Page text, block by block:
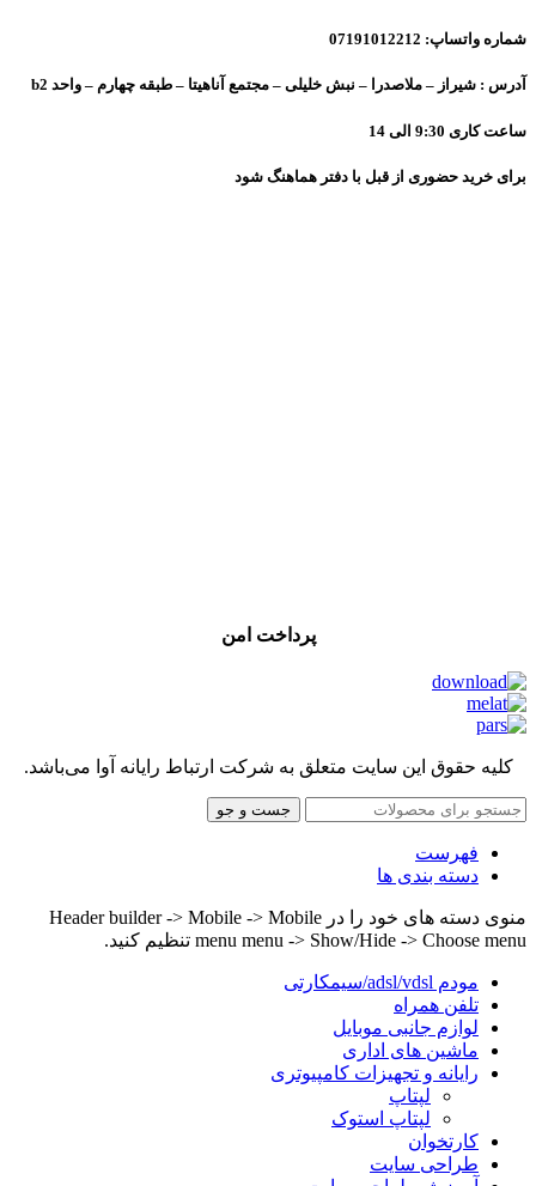
شماره واتساپ: 07191012212
آدرس : شیراز – ملاصدرا – نبش خلیلی – مجتمع آناهیتا – طبقه چهارم – واحد b2
ساعت کاری 9:30 الی 14
برای خرید حضوری از قبل با دفتر هماهنگ شود
پرداخت امن
کلیه حقوق این سایت متعلق به شرکت ارتباط رایانه آوا می‌باشد.
جست و جو
فهرست
دسته بندی ها
منوی دسته های خود را در Header builder -> Mobile -> Mobile
menu menu -> Show/Hide -> Choose menu تنظیم کنید.
مودم adsl/vdsl/سیمکارتی
تلفن همراه
لوازم جانبی موبایل
ماشین های اداری
رایانه و تجهیزات کامپیوتری
لپتاپ
لپتاپ استوک
کارتخوان
طراحی سایت